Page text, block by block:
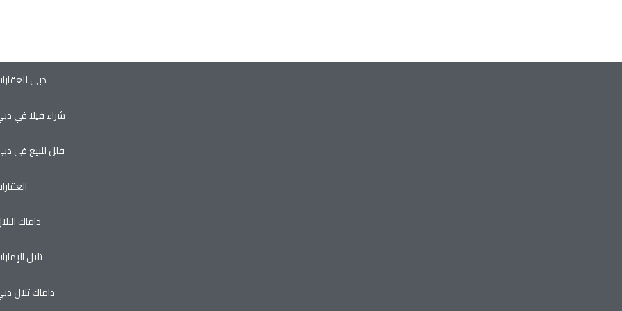
دبي
شراء فيلا في
فلل للبيع في
داماك
تلال
داماك تلال